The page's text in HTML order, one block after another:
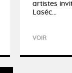
artistes
Laséc...
VOIR